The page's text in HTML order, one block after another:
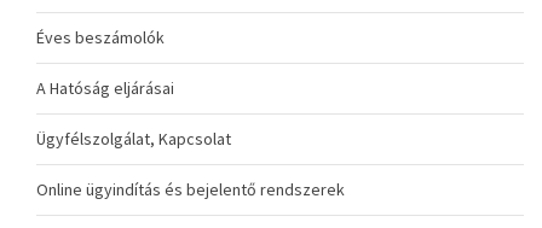
Éves beszámolók
A Hatóság eljárásai
Ügyfélszolgálat, Kapcsolat
Online ügyindítás és bejelentő rendszerek